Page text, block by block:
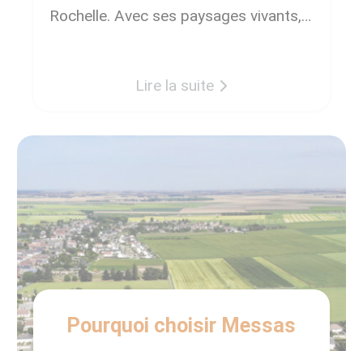
Rochelle. Avec ses paysages vivants,
réservera le meilleur des accueils. Un
Lire la suite
Pourquoi choisir Messas